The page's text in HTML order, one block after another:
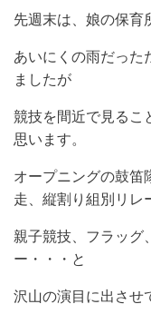
先週末は、娘の保育
あいにくの雨だった
ましたが
競技を間近で見るこ
思います。
オープニングの鼓笛
走、縦割り組別リレ
親子競技、フラッグ
ー・・・と
沢山の演目に出させ